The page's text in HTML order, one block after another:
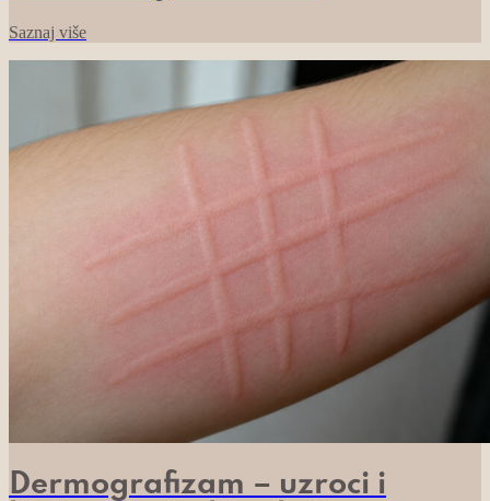
Saznaj više
Dermografizam – uzroci i